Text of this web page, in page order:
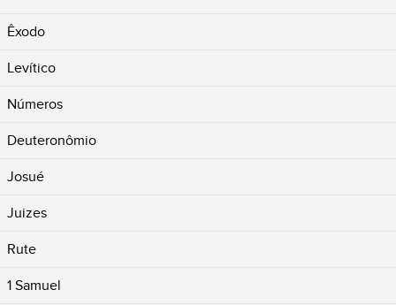
Êxodo
Levítico
Números
Deuteronômio
Josué
Juizes
Rute
1 Samuel